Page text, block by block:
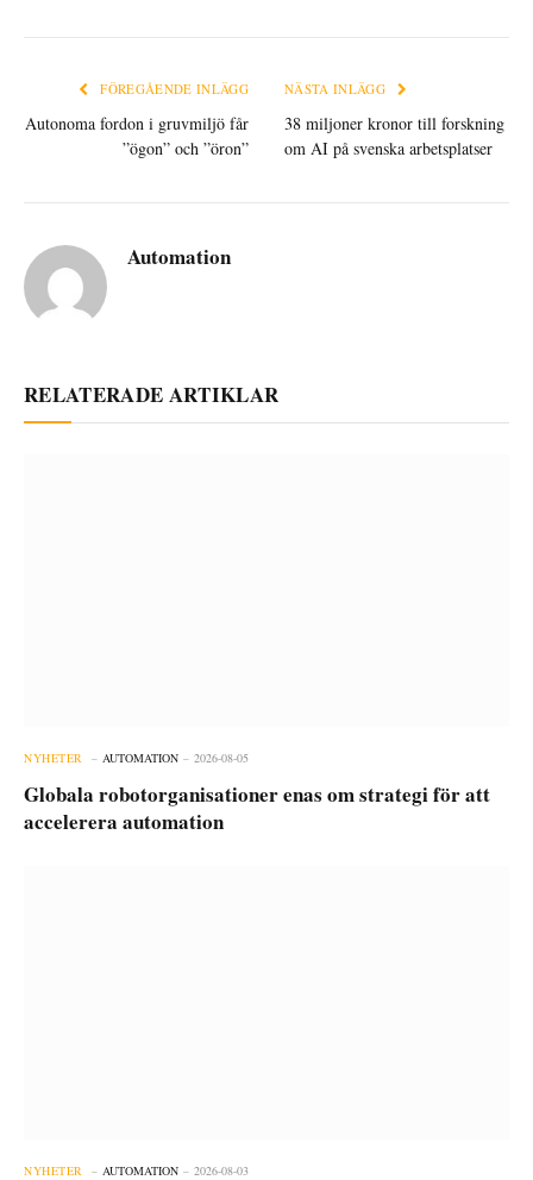
FÖREGÅENDE INLÄGG
Autonoma fordon i gruvmiljö får
”ögon” och ”öron”
NÄSTA INLÄGG
38 miljoner kronor till forskning
om AI på svenska arbetsplatser
Automation
RELATERADE ARTIKLAR
NYHETER AUTOMATION 2026-08-05
Globala robotorganisationer enas om strategi för att
accelerera automation
NYHETER AUTOMATION 2026-08-03